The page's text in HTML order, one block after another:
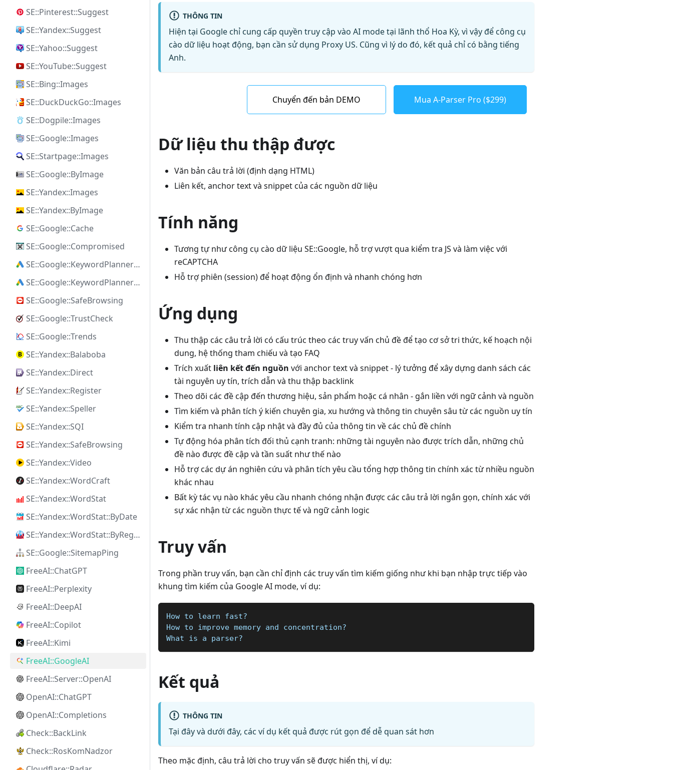
SE::Pinterest::Suggest
SE::Yandex::Suggest
SE::Yahoo::Suggest
SE::YouTube::Suggest
SE::Bing::Images
SE::DuckDuckGo::Images
SE::Dogpile::Images
SE::Google::Images
SE::Startpage::Images
SE::Google::ByImage
SE::Yandex::Images
SE::Yandex::ByImage
SE::Google::Cache
SE::Google::Compromised
SE::Google::KeywordPlanner::Ideas
SE::Google::KeywordPlanner::SearchVolume
SE::Google::SafeBrowsing
SE::Google::TrustCheck
SE::Google::Trends
SE::Yandex::Balaboba
SE::Yandex::Direct
SE::Yandex::Register
SE::Yandex::Speller
SE::Yandex::SQI
SE::Yandex::SafeBrowsing
SE::Yandex::Video
SE::Yandex::WordCraft
SE::Yandex::WordStat
SE::Yandex::WordStat::ByDate
SE::Yandex::WordStat::ByRegion
SE::Google::SitemapPing
FreeAI::ChatGPT
FreeAI::Perplexity
FreeAI::DeepAI
FreeAI::Copilot
FreeAI::Kimi
FreeAI::GoogleAI
FreeAI::Server::OpenAI
OpenAI::ChatGPT
OpenAI::Completions
Check::BackLink
Check::RosKomNadzor
THÔNG TIN
Hiện tại Google chỉ cung cấp quyền truy cập vào AI mode tại lãnh thổ Hoa Kỳ, vì vậy để công cụ
cào dữ liệu hoạt động, bạn cần sử dụng Proxy US. Cũng vì lý do đó, kết quả chỉ có bằng tiếng
Anh.
Chuyển đến bản DEMO Mua A-Parser Pro ($299)
Dữ liệu thu thập được
Văn bản câu trả lời (định dạng HTML)
Liên kết, anchor text và snippet của các nguồn dữ liệu
Tính năng
Tương tự như công cụ cào dữ liệu SE::Google, hỗ trợ vượt qua kiểm tra JS và làm việc với
reCAPTCHA
Hỗ trợ phiên (session) để hoạt động ổn định và nhanh chóng hơn
Ứng dụng
Thu thập các câu trả lời có cấu trúc theo các truy vấn chủ đề để tạo cơ sở tri thức, kế hoạch nội
dung, hệ thống tham chiếu và tạo FAQ
Trích xuất liên kết đến nguồn với anchor text và snippet - lý tưởng để xây dựng danh sách các
tài nguyên uy tín, trích dẫn và thu thập backlink
Theo dõi các đề cập đến thương hiệu, sản phẩm hoặc cá nhân - gắn liền với ngữ cảnh và nguồn
Tìm kiếm và phân tích ý kiến chuyên gia, xu hướng và thông tin chuyên sâu từ các nguồn uy tín
Kiểm tra nhanh tính cập nhật và đầy đủ của thông tin về các chủ đề chính
Tự động hóa phân tích đối thủ cạnh tranh: những tài nguyên nào được trích dẫn, những chủ
đề nào được đề cập và tần suất như thế nào
Hỗ trợ các dự án nghiên cứu và phân tích yêu cầu tổng hợp thông tin chính xác từ nhiều nguồn
khác nhau
Bất kỳ tác vụ nào khác yêu cầu nhanh chóng nhận được các câu trả lời ngắn gọn, chính xác với
sự xác nhận từ các nguồn thực tế và ngữ cảnh logic
Truy vấn
Trong phần truy vấn, bạn cần chỉ định các truy vấn tìm kiếm giống như khi bạn nhập trực tiếp vào
khung tìm kiếm của Google AI mode, ví dụ:
How to learn fast?
How to improve memory and concentration?
What is a parser?
Kết quả
THÔNG TIN
Tại đây và dưới đây, các ví dụ kết quả được rút gọn để dễ quan sát hơn
Theo mặc định, câu trả lời cho truy vấn sẽ được hiển thị, ví dụ: